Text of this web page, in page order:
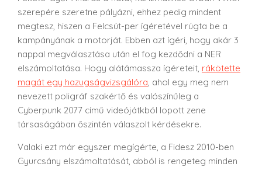
szerepére szeretne pályázni, ehhez pedig mindent
megtesz, hiszen a Felcsút-per ígéretével rúgta be a
kampányának a motorját. Ebben azt ígéri, hogy akár 3
nappal megválasztása után el fog kezdődni a NER
elszámoltatása. Hogy alátámassza ígéreteit, rákötette
magát egy hazugságvizsgálóra , ahol egy meg nem
nevezett poligráf szakértő és valószínűleg a
Cyberpunk 2077 című videójátkból lopott zene
társaságában őszintén válaszolt kérdésekre.
Valaki ezt már egyszer megígérte, a Fidesz 2010-ben
Gyurcsány elszámoltatását, abból is rengeteg minden